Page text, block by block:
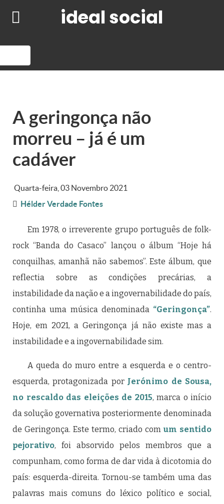
ideal social
A geringonça não
morreu – já é um
cadáver
Quarta-feira, 03 Novembro 2021
Hélder Verdade Fontes
Em 1978, o irreverente grupo português de folk-
rock “Banda do Casaco” lançou o álbum “Hoje há
conquilhas, amanhã não sabemos”. Este álbum, que
reflectia sobre as condições precárias, a
instabilidade da nação e a ingovernabilidade do país,
continha uma música denominada “Geringonça”.
Hoje, em 2021, a Geringonça já não existe mas a
instabilidade e a ingovernabilidade sim.
A queda do muro entre a esquerda e o centro-
esquerda, protagonizada por Jerónimo de Sousa,
no rescaldo das eleições de 2015, marca o início
da solução governativa posteriormente denominada
de Geringonça. Este termo, criado com um sentido
pejorativo, foi absorvido pelos membros que a
compunham, como forma de dar vida à dicotomia do
país: esquerda-direita. Tornou-se também uma das
palavras mais comuns do léxico político e social,